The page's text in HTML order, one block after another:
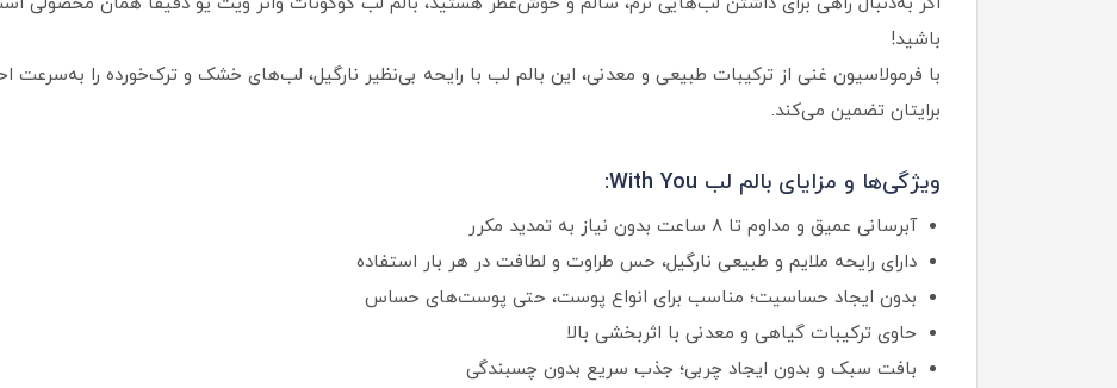
باشید!
برایتان تضمین می‌کند.
ویژگی‌ها و مزایای بالم لب With You:
آبرسانی عمیق و مداوم تا ۸ ساعت بدون نیاز به تمدید مکرر
دارای رایحه ملایم و طبیعی نارگیل، حس طراوت و لطافت در هر بار استفاده
بدون ایجاد حساسیت؛ مناسب برای انواع پوست، حتی پوست‌های حساس
حاوی ترکیبات گیاهی و معدنی با اثربخشی بالا
بافت سبک و بدون ایجاد چربی؛ جذب سریع بدون چسبندگی